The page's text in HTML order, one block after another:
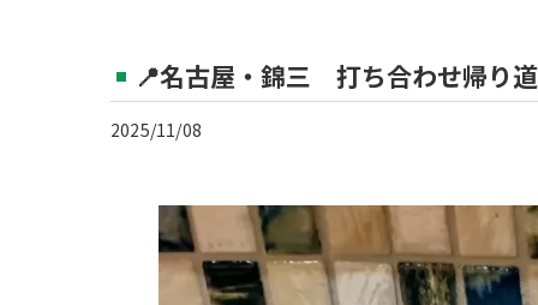
📍名古屋・錦三 打ち合わせ帰り
2025/11/08